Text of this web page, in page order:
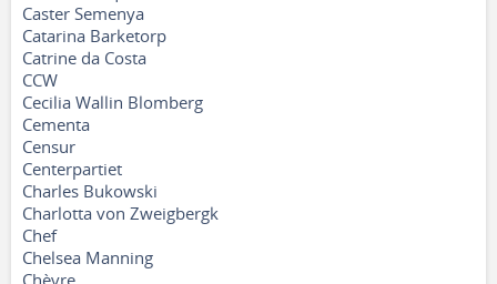
Caster Semenya
Catarina Barketorp
Catrine da Costa
CCW
Cecilia Wallin Blomberg
Cementa
Censur
Centerpartiet
Charles Bukowski
Charlotta von Zweigbergk
Chef
Chelsea Manning
Chèvre